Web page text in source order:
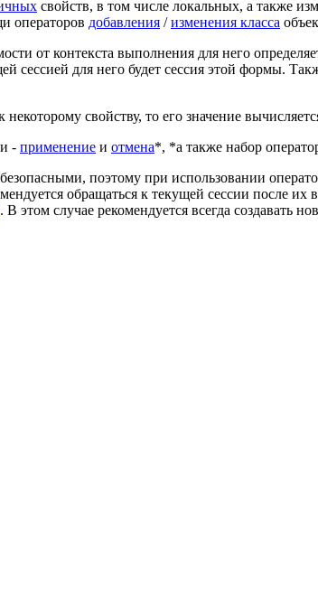
свойств, в том числе локальных, а также
операторов добавления /изменения класса
от контекста выполнения для него
сессией для него будет сессия этой формы.
свойству, то его значение
- применение и отмена*, *а также набор
поэтому при использовании
обращаться к текущей сессии после
В этом случае рекомендуется всегда создавать